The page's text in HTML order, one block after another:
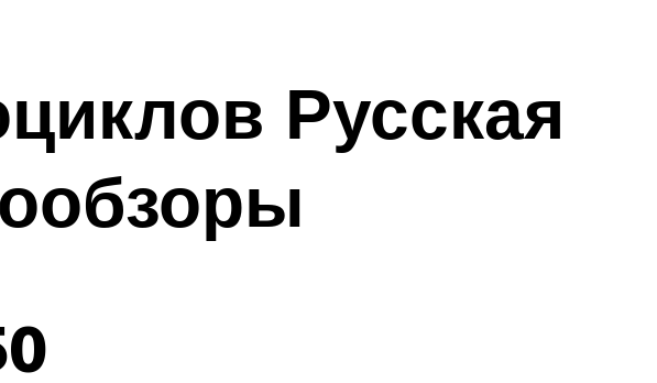
Русская